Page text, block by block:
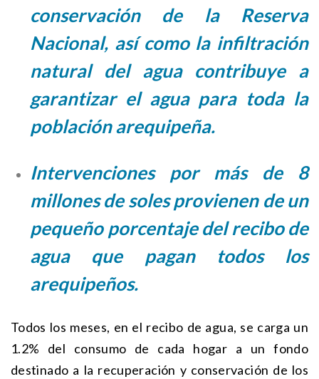
conservación de la Reserva
Nacional, así como la infiltración
natural del agua contribuye a
garantizar el agua para toda la
población arequipeña.
Intervenciones por más de 8
millones de soles provienen de un
pequeño porcentaje del recibo de
agua que pagan todos los
arequipeños.
Todos los meses, en el recibo de agua, se carga un
1.2% del consumo de cada hogar a un fondo
destinado a la recuperación y conservación de los